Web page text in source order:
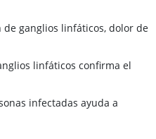
ganglios linfáticos, dolor de
linfáticos confirma el
infectadas ayuda a